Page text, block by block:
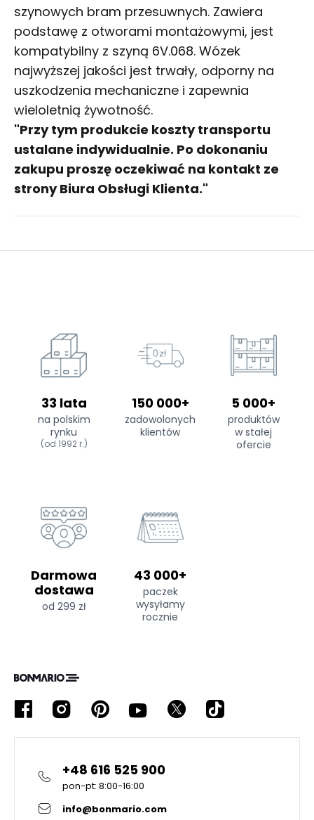
szynowych bram przesuwnych. Zawiera
podstawę z otworami montażowymi, jest
kompatybilny z szyną 6V.068. Wózek
najwyższej jakości jest trwały, odporny na
uszkodzenia mechaniczne i zapewnia
wieloletnią żywotność.
"Przy tym produkcie koszty transportu
ustalane indywidualnie. Po dokonaniu
zakupu proszę oczekiwać na kontakt ze
strony Biura Obsługi Klienta."
33 lata
na polskim
rynku
(od 1992 r.)
150 000+
zadowolonych
klientów
5 000+
produktów
w stałej
ofercie
Darmowa
dostawa
od 299 zł
43 000+
paczek
wysyłamy
rocznie
+48 616 525 900
pon-pt: 8:00-16:00
info@bonmario.com